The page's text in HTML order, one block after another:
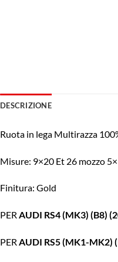
DESCRIZIONE
Ruota in lega Multirazza
Misure: 9×20 Et 26 mozzo
Finitura: Gold
PER AUDI RS4 (MK3) (B8)
PER AUDI RS5 (MK1-MK2)